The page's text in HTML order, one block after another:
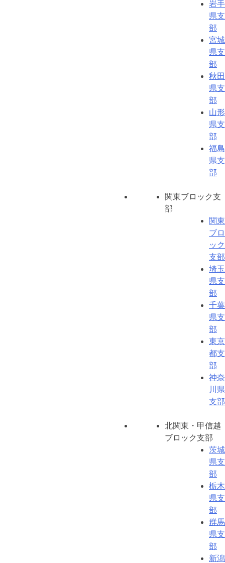
岩手
県支
部
宮城
県支
部
秋田
県支
部
山形
県支
部
福島
県支
部
関東ブロック支
部
関東
ブロ
ック
支部
埼玉
県支
部
千葉
県支
部
東京
都支
部
神奈
川県
支部
北関東・甲信越
ブロック支部
茨城
県支
部
栃木
県支
部
群馬
県支
部
新潟